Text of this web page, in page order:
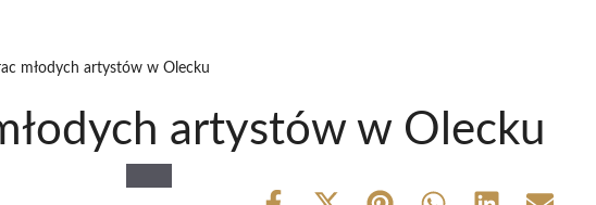
młodych artystów w Olecku
artystów w Olecku